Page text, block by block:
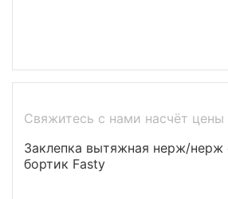
Свяжитесь с нами насчёт цены
Заклепка вытяжная нерж/нерж
бортик Fasty